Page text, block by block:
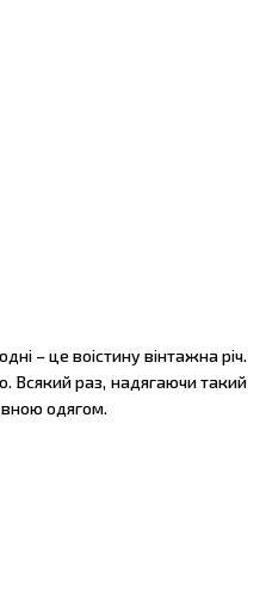
– це воістину вінтажна річ.
Всякий раз, надягаючи такий
одягом.